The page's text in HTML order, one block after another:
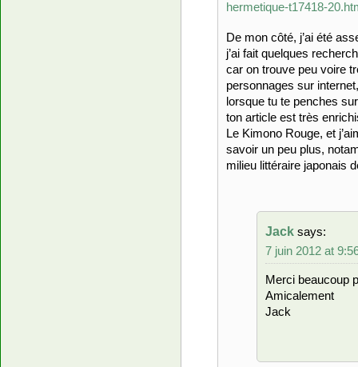
hermetique-t17418-
De mon côté, j’ai été
j’ai fait quelques
car on trouve peu voire
personnages sur
lorsque tu te penches
ton article est très
Le Kimono Rouge, et
savoir un peu plus,
milieu littéraire japonais
Jack says:
7 juin 2012 at
Merci beaucoup
Amicalement
Jack